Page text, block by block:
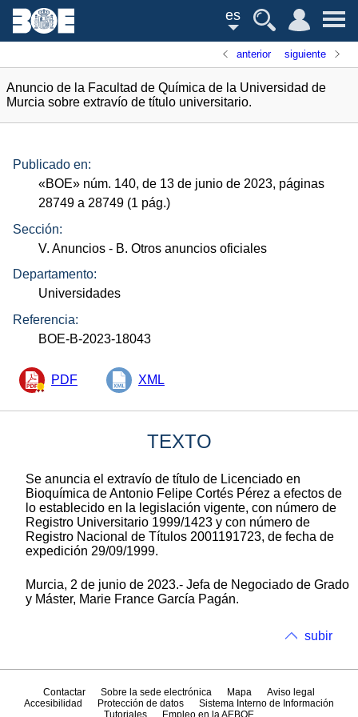
es
anterior siguiente
Anuncio de la Facultad de Química de la Universidad de
Murcia sobre extravío de título universitario.
Publicado en:
«BOE» núm. 140, de 13 de junio de 2023, páginas
28749 a 28749 (1 pág.)
Sección:
V. Anuncios - B. Otros anuncios oficiales
Departamento:
Universidades
Referencia:
BOE-B-2023-18043
PDF XML
TEXTO
Se anuncia el extravío de título de Licenciado en
Bioquímica de Antonio Felipe Cortés Pérez a efectos de
lo establecido en la legislación vigente, con número de
Registro Universitario 1999/1423 y con número de
Registro Nacional de Títulos 2001191723, de fecha de
expedición 29/09/1999.
Murcia, 2 de junio de 2023.- Jefa de Negociado de Grado
y Máster, Marie France García Pagán.
subir
Contactar Sobre la sede electrónica Mapa
Aviso legal
Accesibilidad
Protección de datos
Sistema Interno de Información